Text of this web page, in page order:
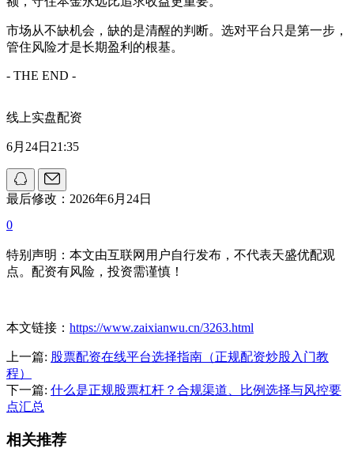
市场从不缺机会，缺的是清醒的判断。选对平台只是第一步，
管住风险才是长期盈利的根基。
- THE END -
线上实盘配资
6月24日21:35
最后修改：2026年6月24日
0
特别声明：本文由互联网用户自行发布，不代表天盛优配观
点。配资有风险，投资需谨慎！
本文链接： https://www.zaixianwu.cn/3263.html
上一篇: 股票配资在线平台选择指南（正规配资炒股入门教
程）
下一篇: 什么是正规股票杠杆？合规渠道、比例选择与风控要
点汇总
相关推荐